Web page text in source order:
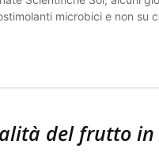
del frutto